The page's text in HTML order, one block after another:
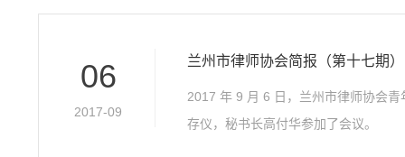
06
2017-09
兰州市律师协会简报（第十七期）
2017 年 9 月 6 日，兰州市律师协会
存仪，秘书长高付华参加了会议。